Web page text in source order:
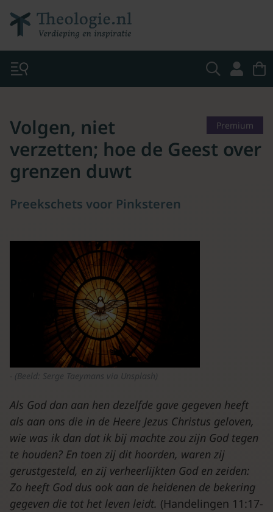
Premium
Volgen, niet
verzetten; hoe de Geest over
grenzen duwt
Preekschets voor Pinksteren
(Beeld: Serge Taeymans via Unsplash)
Als God dan aan hen dezelfde gave gegeven heeft
als aan ons die in de Heere Jezus Christus geloven,
wie was ik dan dat ik bij machte zou zijn God tegen
te houden? En toen zij dit hoorden, waren zij
gerustgesteld, en zij verheerlijkten God en zeiden:
Zo heeft God dus ook aan de heidenen de bekering
gegeven die tot het leven leidt. (Handelingen 11:17-